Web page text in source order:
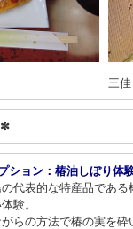
三
ション：椿油しぼり体
の代表的な特産品であ
験。
らの方法で椿の実を